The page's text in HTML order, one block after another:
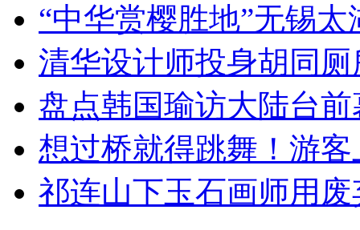
“中华赏樱胜地”无锡
清华设计师投身胡同
盘点韩国瑜访大陆台
想过桥就得跳舞！游客
祁连山下玉石画师用